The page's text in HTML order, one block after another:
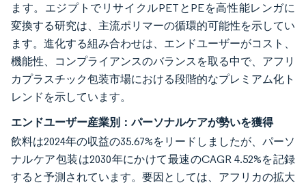
ます。エジプトでリサイクルPETとPEを高性能レンガに
変換する研究は、主流ポリマーの循環的可能性を示してい
ます。進化する組み合わせは、エンドユーザーがコスト、
機能性、コンプライアンスのバランスを取る中で、アフリ
カプラスチック包装市場における段階的なプレミアム化ト
レンドを示しています。
エンドユーザー産業別：パーソナルケアが勢いを獲得
飲料は2024年の収益の35.67%をリードしましたが、パーソ
ナルケア包装は2030年にかけて最速のCAGR 4.52%を記録
すると予測されています。要因としては、アフリカの拡大